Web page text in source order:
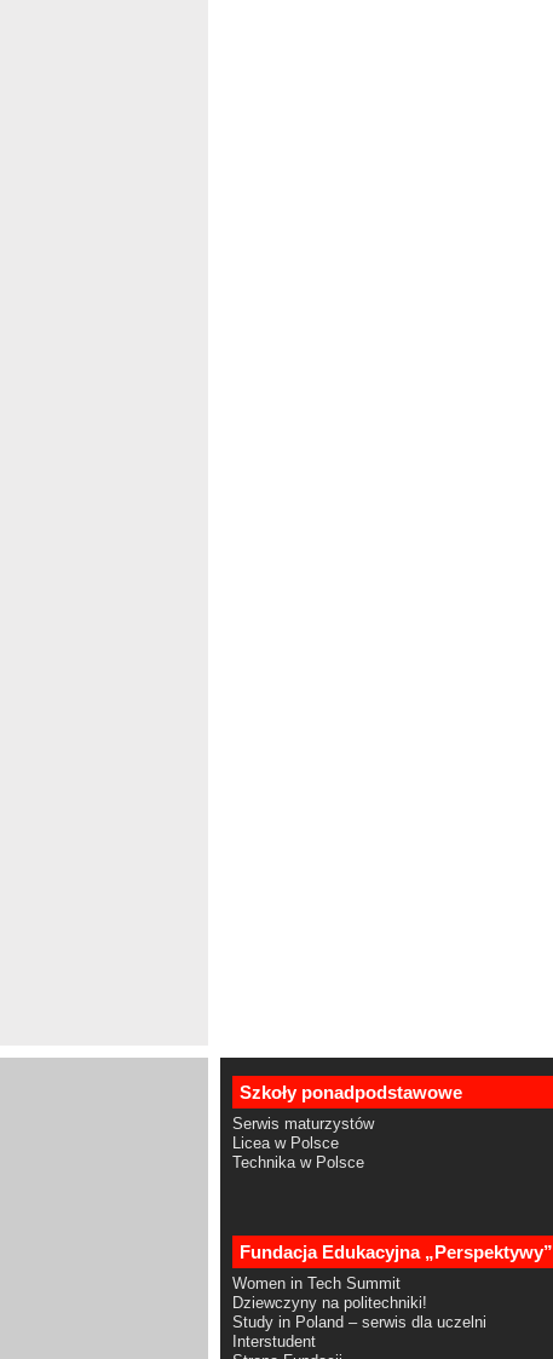
Szkoły ponadpodstawowe
Serwis maturzystów
Licea w Polsce
Technika w Polsce
Fundacja Edukacyjna „Perspektywy”
Women in Tech Summit
Dziewczyny na politechniki!
Study in Poland – serwis dla uczelni
Interstudent